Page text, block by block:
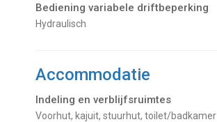
Bediening variabele driftbeperking
Hydraulisch
Accommodatie
Indeling en verblijfsruimtes
Voorhut, kajuit, stuurhut, toilet/badkamer